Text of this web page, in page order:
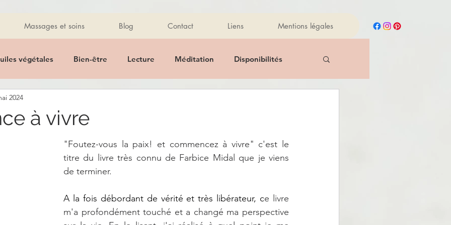
Massages et soins Blog Contact Liens Mentions légales
végétales Bien-être Lecture Méditation Disponibilités
Promo
Bijoux Healthy Manger sainement
à vivre
2024
"Foutez-vous la paix! et commencez à vivre" c'est le
titre du livre très connu de Farbice Midal que je viens
de terminer.
A la fois débordant de vérité et très libérateur, ce livre
m'a profondément touché et a changé ma perspective